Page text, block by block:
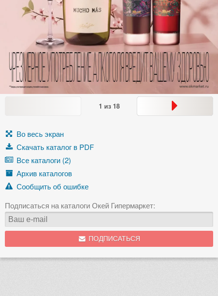
1 из 18
Во весь экран
Скачать каталог в PDF
Все каталоги (2)
Архив каталогов
Сообщить об ошибке
Подписаться на каталоги Окей Гипермаркет:
ПОДПИСАТЬСЯ